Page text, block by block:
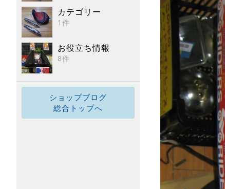
カテゴリー
1件
お役立ち情報
8件
ショップブログ
総合トップへ